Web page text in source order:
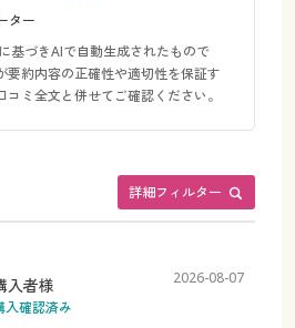
ター
基づきAIで自動生成されたもので
要約内容の正確性や適切性を保証す
ミ全文と併せてご確認ください。
詳細フィルター
入者様
入確認済み
2026-08-07